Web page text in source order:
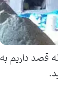
قصد داریم به